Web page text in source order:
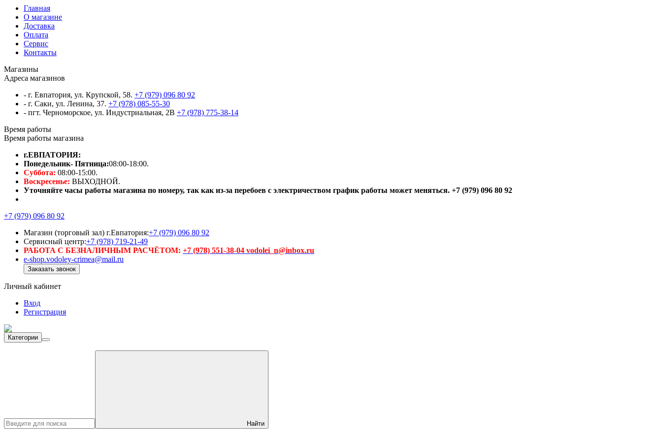
Главная
О магазине
Доставка
Оплата
Сервис
Контакты
Магазины
Адреса магазинов
- г. Евпатория, ул. Крупской, 58. +7 (979) 096 80 92
- г. Саки, ул. Ленина, 37. +7 (978) 085-55-30
- пгт. Черноморское, ул. Индустриальная, 2В +7 (978) 775-38-14
Время работы
Время работы магазина
г.ЕВПАТОРИЯ:
Понедельник- Пятница:08:00-18:00.
Суббота: 08:00-15:00.
Воскресенье: ВЫХОДНОЙ.
Уточняйте часы работы магазина по номеру, так как из-за перебоев с электричеством график работы может меняться. +7 (979) 096 80 92
+7 (979) 096 80 92
Магазин (торговый зал) г.Евпатория:+7 (979) 096 80 92
Сервисный центр:+7 (978) 719-21-49
РАБОТА С БЕЗНАЛИЧНЫМ РАСЧЁТОМ: +7 (978) 551-38-04 vodolei_n@inbox.ru
e-shop.vodoley-crimea@mail.ru
Заказать звонок
Личный кабинет
Вход
Регистрация
Категории
Найти